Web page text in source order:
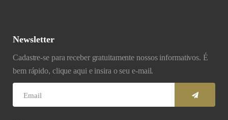
Newsletter
Cadastre-se para receber gratuitamente nossos informativos. É
bem rápido, clique aqui e insira o seu e-mail.